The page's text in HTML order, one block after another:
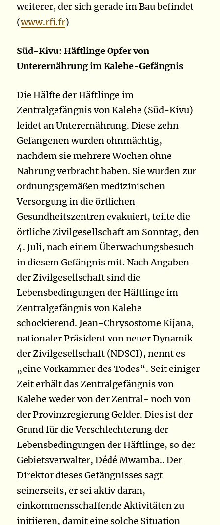
weiterer, der sich gerade im Bau befindet
(www.rfi.fr)
Süd-Kivu: Häftlinge Opfer von
Unterernährung im Kalehe-Gefängnis
Die Hälfte der Häftlinge im
Zentralgefängnis von Kalehe (Süd-Kivu)
leidet an Unterernährung. Diese zehn
Gefangenen wurden ohnmächtig,
nachdem sie mehrere Wochen ohne
Nahrung verbracht haben. Sie wurden zur
ordnungsgemäßen medizinischen
Versorgung in die örtlichen
Gesundheitszentren evakuiert, teilte die
örtliche Zivilgesellschaft am Sonntag, den
4. Juli, nach einem Überwachungsbesuch
in diesem Gefängnis mit. Nach Angaben
der Zivilgesellschaft sind die
Lebensbedingungen der Häftlinge im
Zentralgefängnis von Kalehe
schockierend. Jean-Chrysostome Kijana,
nationaler Präsident von neuer Dynamik
der Zivilgesellschaft (NDSCI), nennt es
„eine Vorkammer des Todes“. Seit einiger
Zeit erhält das Zentralgefängnis von
Kalehe weder von der Zentral- noch von
der Provinzregierung Gelder. Dies ist der
Grund für die Verschlechterung der
Lebensbedingungen der Häftlinge, so der
Gebietsverwalter, Dédé Mwamba.. Der
Direktor dieses Gefängnisses sagt
seinerseits, er sei aktiv daran,
einkommensschaffende Aktivitäten zu
initiieren, damit eine solche Situation